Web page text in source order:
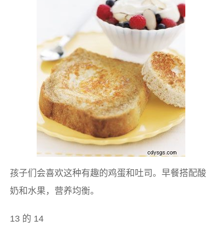
孩子们会喜欢这种有趣的鸡蛋和吐司。早餐搭配酸
奶和水果，营养均衡。
13 的 14